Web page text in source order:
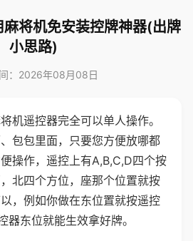
将机免安装控牌神器(出牌
小思路)
：2026年08月08日
机遥控器完全可以单人操作。
包包里面，只要您方便放哪都
操作，遥控上有A,B,C,D四个按
北四个方位，座那个位置就按
，例如你做在东位置就按遥控
器东位就能生效拿好牌。